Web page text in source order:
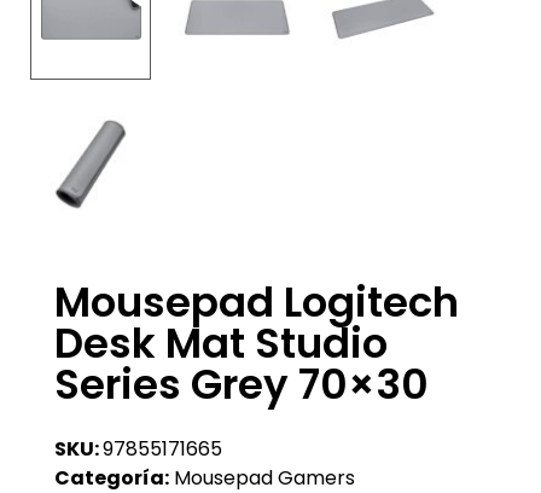
Mousepad Logitech
Desk Mat Studio
Series Grey 70×30
SKU:97855171665
Categoría: Mousepad Gamers